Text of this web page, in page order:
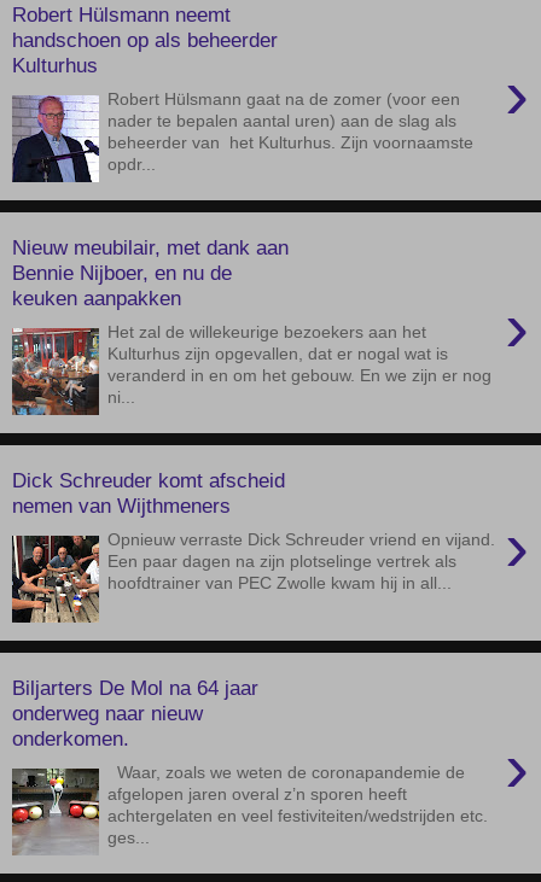
Robert Hülsmann neemt
handschoen op als beheerder
Kulturhus
›
Robert Hülsmann gaat na de zomer (voor een
nader te bepalen aantal uren) aan de slag als
beheerder van het Kulturhus. Zijn voornaamste
opdr...
Nieuw meubilair, met dank aan
Bennie Nijboer, en nu de
keuken aanpakken
›
Het zal de willekeurige bezoekers aan het
Kulturhus zijn opgevallen, dat er nogal wat is
veranderd in en om het gebouw. En we zijn er nog
ni...
Dick Schreuder komt afscheid
nemen van Wijthmeners
›
Opnieuw verraste Dick Schreuder vriend en vijand.
Een paar dagen na zijn plotselinge vertrek als
hoofdtrainer van PEC Zwolle kwam hij in all...
Biljarters De Mol na 64 jaar
onderweg naar nieuw
onderkomen.
›
Waar, zoals we weten de coronapandemie de
afgelopen jaren overal z’n sporen heeft
achtergelaten en veel festiviteiten/wedstrijden etc.
ges...